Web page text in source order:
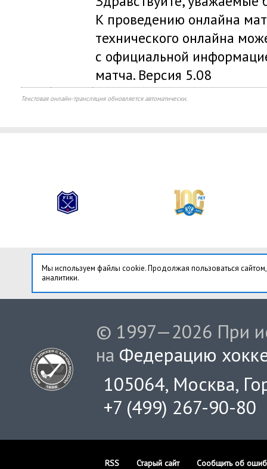
К проведению онлайна
технического онлайна
с официальной
матча. Версия 5.08
Текстовая онлайн-трансляция обновляется автоматически.
Мы используем файлы cookie. Продолжая пользоваться
аналитики.
© 1997—2026 При
на Федерацию
105064, Москва,
+7 (499) 267-90-80
RSS Старый сайт Сообщить об